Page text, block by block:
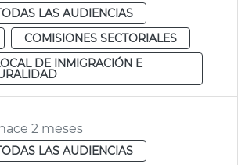
LAS AUDIENCIAS
COMISIONES SECTORIALES
DE INMIGRACIÓN E
2 meses
LAS AUDIENCIAS